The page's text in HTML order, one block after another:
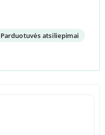
Parduotuvės atsiliepimai